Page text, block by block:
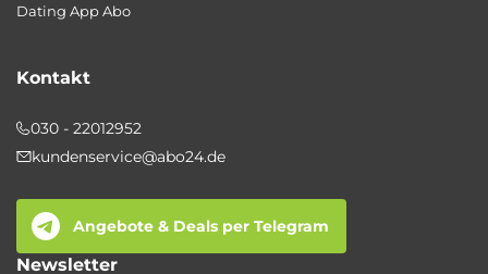
Dating App Abo
Kontakt
030 - 22012952
kundenservice@abo24.de
Angebote & Deals per Telegram
Newsletter